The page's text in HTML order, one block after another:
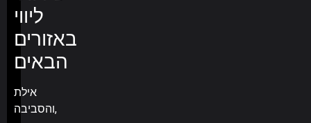
ליווי
באזורים
הבאים
אילת
והסביבה,